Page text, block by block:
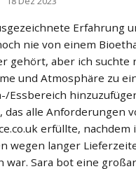
Erfahrung
nie von einem
gehört, aber ich suchte
und Atmosphäre zu
Essbereich
das alle Anforderungen
erfüllte, nachdem
wegen langer
war. Sara bot eine